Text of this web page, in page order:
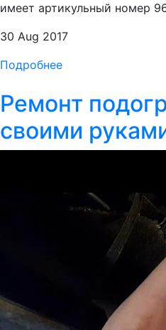
имеет артикульный номер
30 Aug 2017
Подробнее
Ремонт
своими